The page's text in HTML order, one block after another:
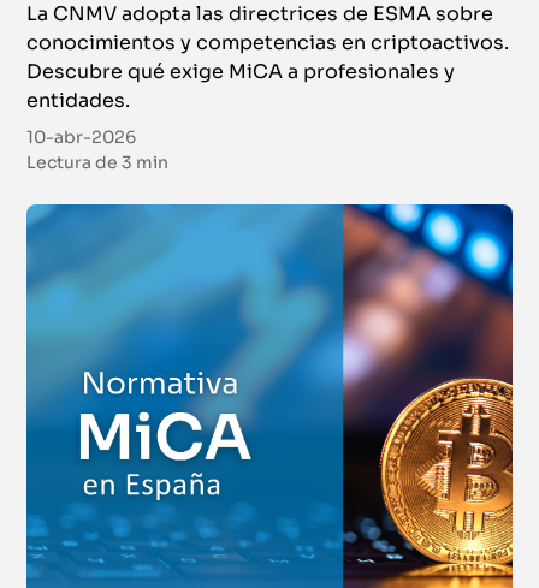
La CNMV adopta las directrices de ESMA sobre
conocimientos y competencias en criptoactivos.
Descubre qué exige MiCA a profesionales y
entidades.
10-abr-2026
Lectura de3 min